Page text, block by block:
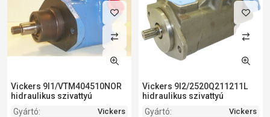
Vickers 9I1/VTM404510NOR
hidraulikus szivattyú
Gyártó:
Vickers
Vickers 9I2/2520Q211211L
hidraulikus szivattyú
Gyártó:
Vickers